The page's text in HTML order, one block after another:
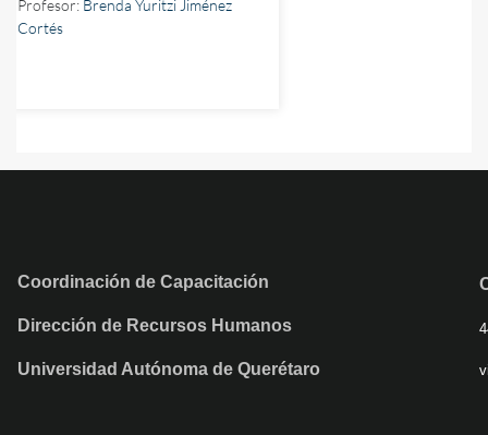
Profesor: Brenda Yuritzi Jiménez
Cortés
Coordinación de Capacitación
Dirección de Recursos Humanos
Universidad Autónoma de Querétaro